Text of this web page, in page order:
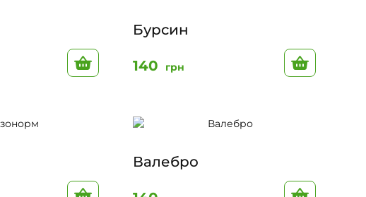
До кошику
Бурсин
140 грн
Валебро